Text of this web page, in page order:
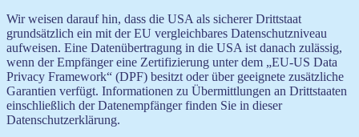
Wir weisen darauf hin, dass die USA als sicherer Drittstaat
grundsätzlich ein mit der EU vergleichbares Datenschutzniveau
aufweisen. Eine Datenübertragung in die USA ist danach zulässig,
wenn der Empfänger eine Zertifizierung unter dem „EU-US Data
Privacy Framework“ (DPF) besitzt oder über geeignete zusätzliche
Garantien verfügt. Informationen zu Übermittlungen an Drittstaaten
einschließlich der Datenempfänger finden Sie in dieser
Datenschutzerklärung.